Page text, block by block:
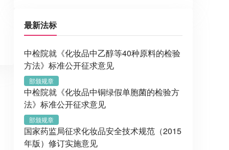
最新法标
中检院就《化妆品中乙醇等40种原料的检验
方法》标准公开征求意见
部颁规章
中检院就《化妆品中铜绿假单胞菌的检验方
法》标准公开征求意见
部颁规章
国家药监局征求化妆品安全技术规范（2015
年版）修订实施意见